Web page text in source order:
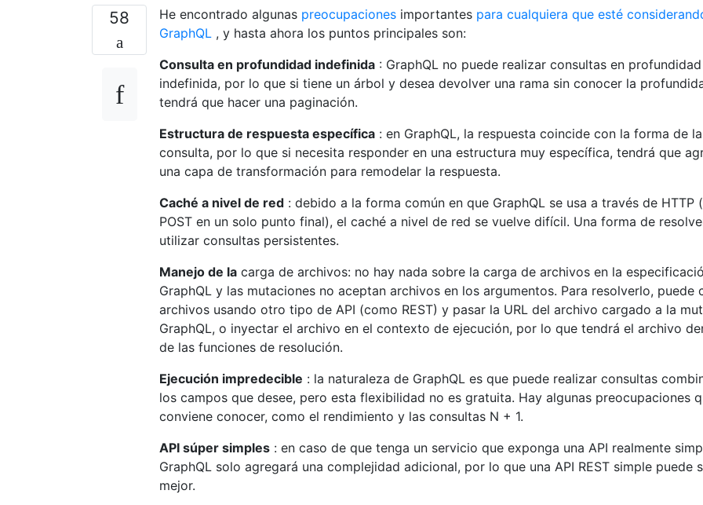
58 He encontrado algunas preocupaciones importantes para cualquiera que esté
GraphQL , y hasta ahora los puntos principales son:
Consulta en profundidad indefinida : GraphQL no puede realizar consultas en profundidad
indefinida, por lo que si tiene un árbol y desea devolver una rama sin conocer la
tendrá que hacer una paginación.
Estructura de respuesta específica : en GraphQL, la respuesta coincide con la forma de la
consulta, por lo que si necesita responder en una estructura muy específica, tendrá que
una capa de transformación para remodelar la respuesta.
Caché a nivel de red : debido a la forma común en que GraphQL se usa a través de HTTP
POST en un solo punto final), el caché a nivel de red se vuelve difícil. Una forma de
utilizar consultas persistentes.
Manejo de la carga de archivos: no hay nada sobre la carga de archivos en la
GraphQL y las mutaciones no aceptan archivos en los argumentos. Para resolverlo, puede
archivos usando otro tipo de API (como REST) ​​y pasar la URL del archivo cargado a la
GraphQL, o inyectar el archivo en el contexto de ejecución, por lo que tendrá el archivo
de las funciones de resolución.
Ejecución impredecible : la naturaleza de GraphQL es que puede realizar consultas
los campos que desee, pero esta flexibilidad no es gratuita. Hay algunas preocupaciones
conviene conocer, como el rendimiento y las consultas N + 1.
API súper simples : en caso de que tenga un servicio que exponga una API realmente
GraphQL solo agregará una complejidad adicional, por lo que una API REST simple puede
mejor.